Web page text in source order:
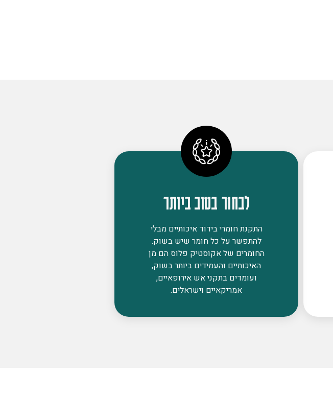
לבחור בטוב ביותר
התקנת חומרי בידוד איכותיים מבלי
להתפשר על כל חומר שיש בשוק.
החומרים של אקוסטיק פלוס הם מן
האיכותיים והעמידים ביותר בשוק,
ועומדים בתקני אש אירופאיים,
אמריקאיים וישראלים.